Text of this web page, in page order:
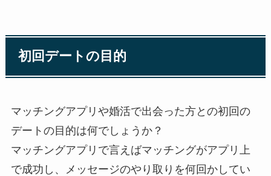
初回デートの目的
マッチングアプリや婚活で出会った方との初回の
デートの目的は何でしょうか？
マッチングアプリで言えばマッチングがアプリ上
で成功し、メッセージのやり取りを何回かしてい